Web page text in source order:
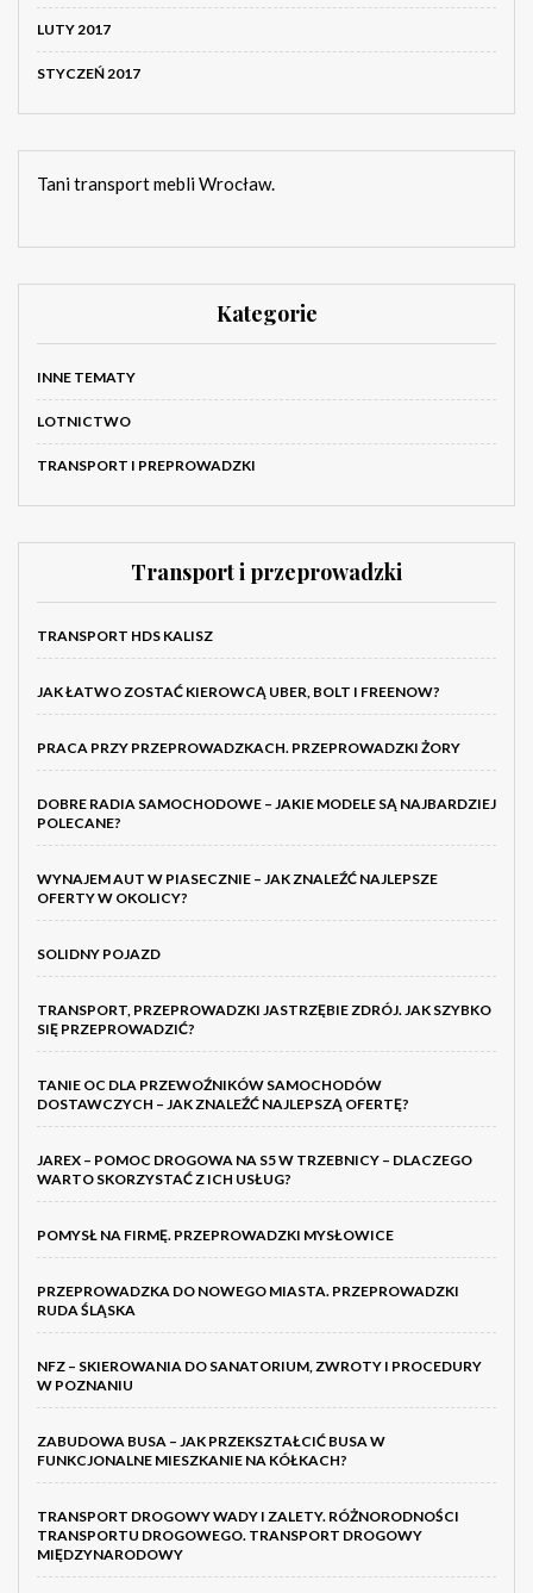
LUTY 2017
STYCZEŃ 2017
Tani transport mebli Wrocław.
Kategorie
INNE TEMATY
LOTNICTWO
TRANSPORT I PREPROWADZKI
Transport i przeprowadzki
TRANSPORT HDS KALISZ
JAK ŁATWO ZOSTAĆ KIEROWCĄ UBER, BOLT I FREENOW?
PRACA PRZY PRZEPROWADZKACH. PRZEPROWADZKI ŻORY
DOBRE RADIA SAMOCHODOWE – JAKIE MODELE SĄ NAJBARDZIEJ
POLECANE?
WYNAJEM AUT W PIASECZNIE – JAK ZNALEŹĆ NAJLEPSZE
OFERTY W OKOLICY?
SOLIDNY POJAZD
TRANSPORT, PRZEPROWADZKI JASTRZĘBIE ZDRÓJ. JAK SZYBKO
SIĘ PRZEPROWADZIĆ?
TANIE OC DLA PRZEWOŹNIKÓW SAMOCHODÓW
DOSTAWCZYCH – JAK ZNALEŹĆ NAJLEPSZĄ OFERTĘ?
JAREX – POMOC DROGOWA NA S5 W TRZEBNICY – DLACZEGO
WARTO SKORZYSTAĆ Z ICH USŁUG?
POMYSŁ NA FIRMĘ. PRZEPROWADZKI MYSŁOWICE
PRZEPROWADZKA DO NOWEGO MIASTA. PRZEPROWADZKI
RUDA ŚLĄSKA
NFZ – SKIEROWANIA DO SANATORIUM, ZWROTY I PROCEDURY
W POZNANIU
ZABUDOWA BUSA – JAK PRZEKSZTAŁCIĆ BUSA W
FUNKCJONALNE MIESZKANIE NA KÓŁKACH?
TRANSPORT DROGOWY WADY I ZALETY. RÓŻNORODNOŚCI
TRANSPORTU DROGOWEGO. TRANSPORT DROGOWY
MIĘDZYNARODOWY